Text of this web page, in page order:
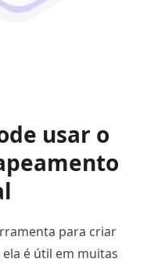
usar o
para criar
é útil em muitas